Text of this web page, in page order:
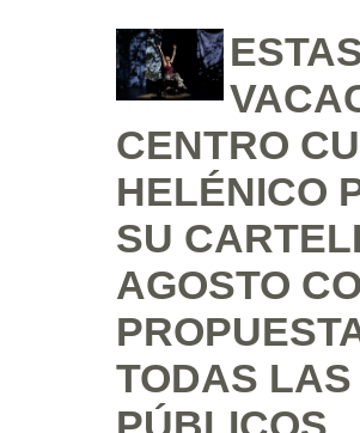
CENTRO
HELÉNICO
SU
AGOSTO
TODAS